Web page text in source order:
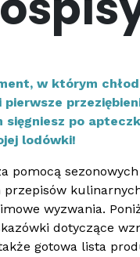
w którym
pierwsze
sięgniesz po
lodówki!
pomocą
przepisów
wyzwania.
dotyczące
gotowa lista